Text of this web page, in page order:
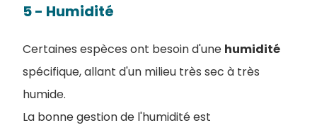
5 - Humidité
Certaines espèces ont besoin d'une humidité
spécifique, allant d'un milieu très sec à très
humide.
La bonne gestion de l'humidité est